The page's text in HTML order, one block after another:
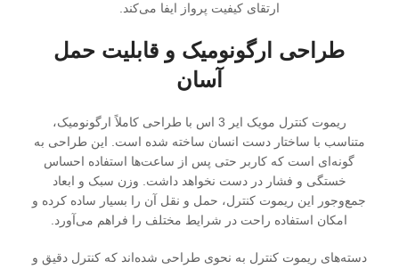
ارتقای کیفیت پرواز ایفا می‌کند.
طراحی ارگونومیک و قابلیت حمل
آسان
ریموت کنترل مویک ایر 3 اس با طراحی کاملاً ارگونومیک،
متناسب با ساختار دست انسان ساخته شده است. این طراحی به
گونه‌ای است که کاربر حتی پس از ساعت‌ها استفاده احساس
خستگی و فشار در دست نخواهد داشت. وزن سبک و ابعاد
جمع‌وجور این ریموت کنترل، حمل و نقل آن را بسیار ساده کرده و
امکان استفاده راحت در شرایط مختلف را فراهم می‌آورد.
دسته‌های ریموت کنترل به نحوی طراحی شده‌اند که کنترل دقیق و